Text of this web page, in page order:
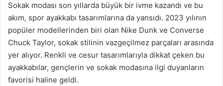
Sokak modası son yıllarda büyük bir ivme kazandı ve bu
akım, spor ayakkabı tasarımlarına da yansıdı. 2023 yılının
popüler modellerinden biri olan Nike Dunk ve Converse
Chuck Taylor, sokak stilinin vazgeçilmez parçaları arasında
yer alıyor. Renkli ve cesur tasarımlarıyla dikkat çeken bu
ayakkabılar, gençlerin ve sokak modasına ilgi duyanların
favorisi haline geldi.